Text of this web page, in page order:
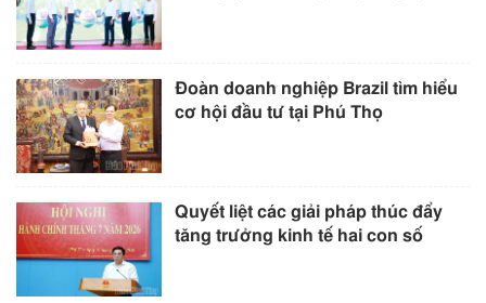
Đoàn doanh nghiệp Brazil tìm hiểu
cơ hội đầu tư tại Phú Thọ
Quyết liệt các giải pháp thúc đẩy
tăng trưởng kinh tế hai con số